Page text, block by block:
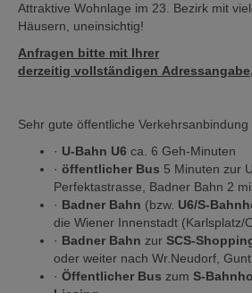
Attraktive Wohnlage im 23. Bezirk mit
Häusern, uneinsichtig!
Anfragen bitte mit Ihrer
derzeitig vollständigen
Sehr gute öffentliche Verkehrsanbindung
· U-Bahn U6 ca. 6 Geh-Minuten
· öffentlicher Bus 5 Minuten zur
Perfektastrasse, Badner Bahn 2
· Badner Bahn (bzw. U6/S-
die Wiener Innenstadt (Karlsplatz/
· Badner Bahn zur SCS-
oder weiter nach Wr.Neudorf,
· Öffentlicher Bus zum S-